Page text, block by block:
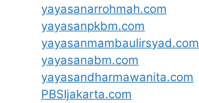
yayasanarrohmah.com
yayasanpkbm.com
yayasanmambaulirsyad.com
yayasanabm.com
yayasandharmawanita.com
PBSIjakarta.com